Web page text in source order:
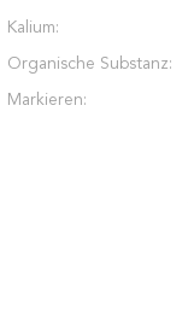
Kalium:
Organische Substanz:
Markieren: